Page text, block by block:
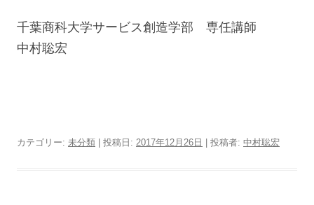
千葉商科大学サービス創造学部 専任講師
中村聡宏
カテゴリー: 未分類 | 投稿日: 2017年12月26日 投稿者: 中村聡宏